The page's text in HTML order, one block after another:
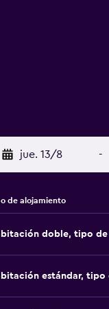
jue. 13/8 -
de alojamiento
doble, tipo
estándar,